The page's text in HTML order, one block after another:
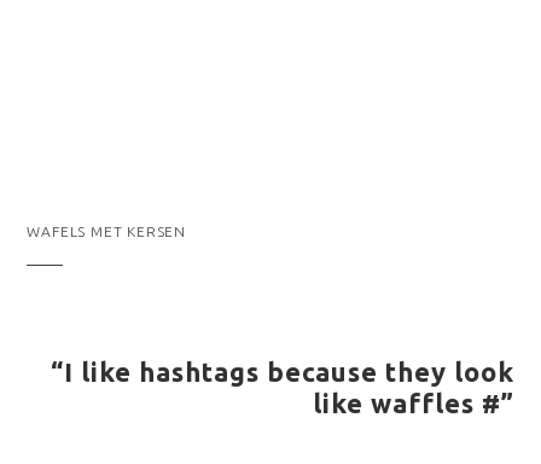
WAFELS MET KERSEN
“I like hashtags because they look
like waffles #”